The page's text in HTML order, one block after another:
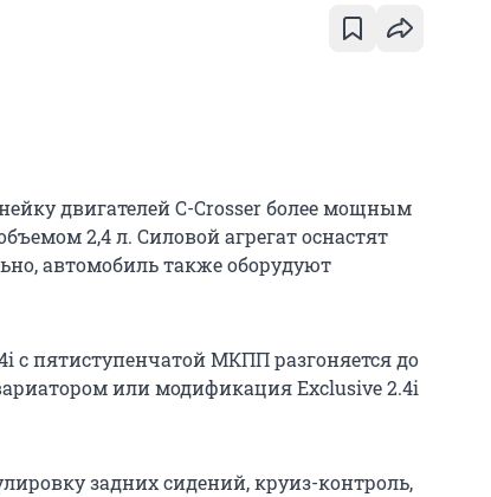
двигателей C-Crosser более мощным
2,4 л. Силовой агрегат оснастят
автомобиль также оборудуют
с пятиступенчатой МКПП разгоняется до
или модификация Exclusive 2.4i
задних сидений, круиз-контроль,